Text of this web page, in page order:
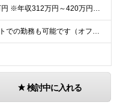
月給26万円～35万円 ※年収312万円～420万円を想定しています ★昇給年2回(実績・評価による) ★業績賞与あり（半期と通年/実績・評価による) ★インセンティブ制度あり (社員紹介、新規事業企
★ほぼフルリモートでの勤務も可能です（オフィス出社、リモート勤務を選択ができます） ※2ヶ月に一度実施する「全社会」への参加（出社）が必須であり、 業務のフェーズの応じて出社を推奨する場合があります
検討中に入れる